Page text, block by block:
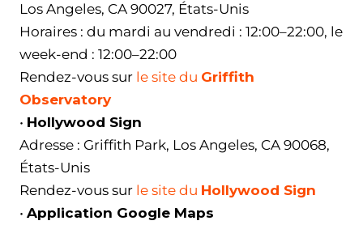
Los Angeles, CA 90027, États-Unis
Horaires : du mardi au vendredi : 12:00–22:00, le
week-end : 12:00–22:00
Rendez-vous sur le site du Griffith
Observatory
• Hollywood Sign
Adresse : Griffith Park, Los Angeles, CA 90068,
États-Unis
Rendez-vous sur le site du Hollywood Sign
• Application Google Maps